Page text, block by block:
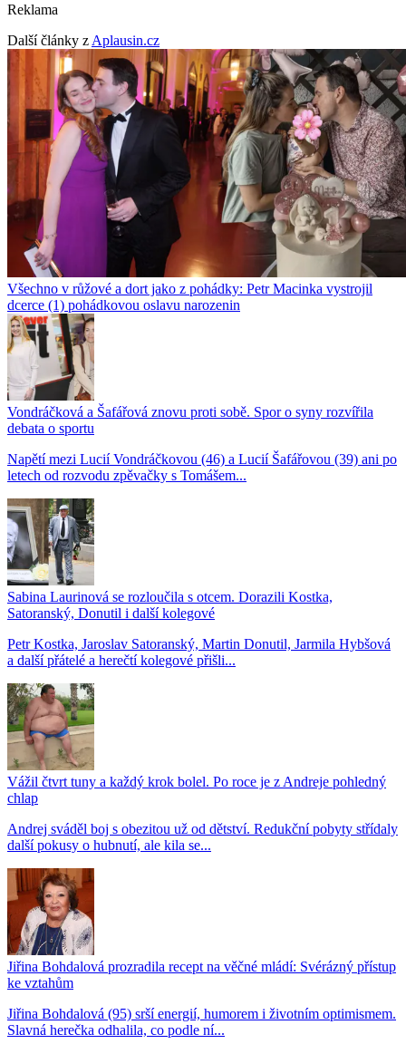
Reklama
Další články z Aplausin.cz
Všechno v růžové a dort jako z pohádky: Petr Macinka vystrojil
dcerce (1) pohádkovou oslavu narozenin
Vondráčková a Šafářová znovu proti sobě. Spor o syny rozvířila
debata o sportu
Napětí mezi Lucií Vondráčkovou (46) a Lucií Šafářovou (39) ani po
letech od rozvodu zpěvačky s Tomášem...
Sabina Laurinová se rozloučila s otcem. Dorazili Kostka,
Satoranský, Donutil i další kolegové
Petr Kostka, Jaroslav Satoranský, Martin Donutil, Jarmila Hybšová
a další přátelé a herečtí kolegové přišli...
Vážil čtvrt tuny a každý krok bolel. Po roce je z Andreje pohledný
chlap
Andrej sváděl boj s obezitou už od dětství. Redukční pobyty střídaly
další pokusy o hubnutí, ale kila se...
Jiřina Bohdalová prozradila recept na věčné mládí: Svérázný přístup
ke vztahům
Jiřina Bohdalová (95) srší energií, humorem i životním optimismem.
Slavná herečka odhalila, co podle ní...